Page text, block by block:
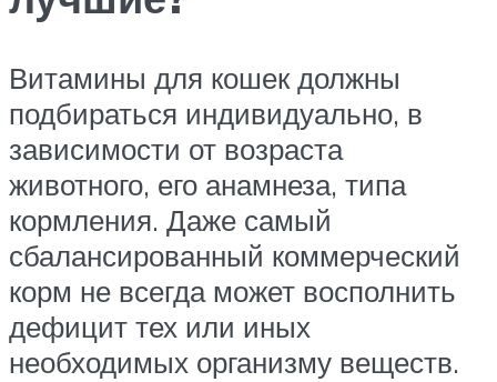
Витамины для кошек должны
подбираться индивидуально, в
зависимости от возраста
животного, его анамнеза, типа
кормления. Даже самый
сбалансированный коммерческий
корм не всегда может восполнить
дефицит тех или иных
необходимых организму веществ.